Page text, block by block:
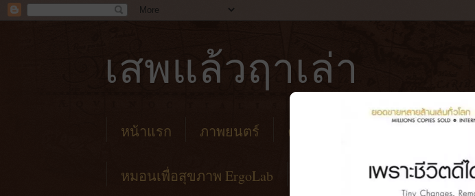
เสพแล้วฤาเล่า
หน้าแรก ภาพยนตร์ คาเฟ่
หมอนเพื่อสุขภาพ ErgoLab